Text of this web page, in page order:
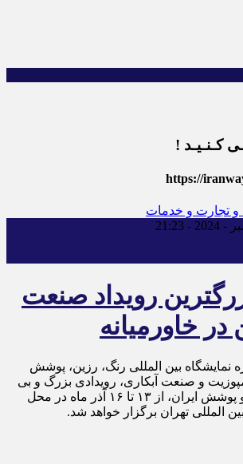
کـنـیـد !
https://
تجارت و خدمات
رویداد صنعت
خاورمیانه
نمایشگاه بین ‌المللی رنگ، رزین، پوشش‌
و صنعت آبکاری، رویدادی بزرگ و بی
‌نظیر در صنعت رنگ و پوشش ایران، از ۱۳ تا ۱۶ آذر ماه در محل
‌المللی تهران برگزار خواهد شد.